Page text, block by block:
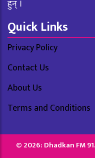
हुन् ।
Quick Links
Privacy Policy
Contact Us
About Us
Terms and Conditions
© 2026: Dhadkan FM